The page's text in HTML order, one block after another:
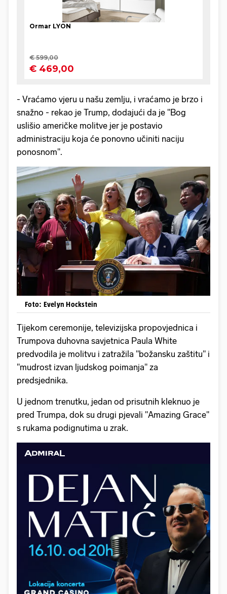
- Vraćamo vjeru u našu zemlju, i vraćamo je brzo i
snažno - rekao je Trump, dodajući da je "Bog
uslišio američke molitve jer je postavio
administraciju koja će ponovno učiniti naciju
ponosnom".
Foto: Evelyn Hockstein
Tijekom ceremonije, televizijska propovjednica i
Trumpova duhovna savjetnica Paula White
predvodila je molitvu i zatražila "božansku zaštitu" i
"mudrost izvan ljudskog poimanja" za
predsjednika.
U jednom trenutku, jedan od prisutnih kleknuo je
pred Trumpa, dok su drugi pjevali "Amazing Grace"
s rukama podignutima u zrak.